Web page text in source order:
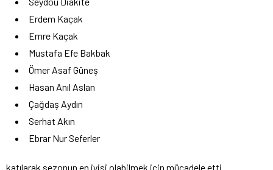
Erdem Kaçak
Emre Kaçak
Mustafa Efe Bakbak
Ömer Asaf Güneş
Hasan Anıl Aslan
Çağdaş Aydın
Serhat Akın
Ebrar Nur Seferler
katılarak sezonun en iyisi olabilmek için mücadele etti.